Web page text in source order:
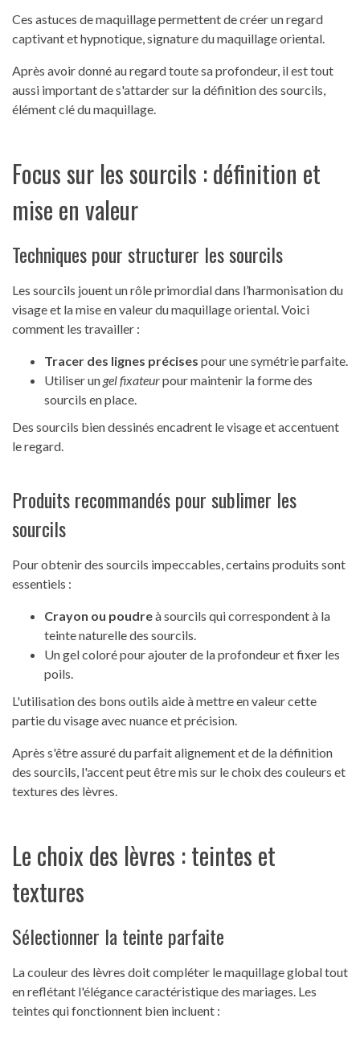
Ces astuces de maquillage permettent de créer un regard
captivant et hypnotique, signature du maquillage oriental.
Après avoir donné au regard toute sa profondeur, il est tout
aussi important de s'attarder sur la définition des sourcils,
élément clé du maquillage.
Focus sur les sourcils : définition et
mise en valeur
Techniques pour structurer les sourcils
Les sourcils jouent un rôle primordial dans l’harmonisation du
visage et la mise en valeur du maquillage oriental. Voici
comment les travailler :
Tracer des lignes précises pour une symétrie parfaite.
Utiliser un gel fixateurpour maintenir la forme des
sourcils en place.
Des sourcils bien dessinés encadrent le visage et accentuent
le regard.
Produits recommandés pour sublimer les
sourcils
Pour obtenir des sourcils impeccables, certains produits sont
essentiels :
Crayon ou poudreà sourcils qui correspondent à la
teinte naturelle des sourcils.
Un gel coloré pour ajouter de la profondeur et fixer les
poils.
L'utilisation des bons outils aide à mettre en valeur cette
partie du visage avec nuance et précision.
Après s'être assuré du parfait alignement et de la définition
des sourcils, l'accent peut être mis sur le choix des couleurs et
textures des lèvres.
Le choix des lèvres : teintes et
textures
Sélectionner la teinte parfaite
La couleur des lèvres doit compléter le maquillage global tout
en reflétant l'élégance caractéristique des mariages. Les
teintes qui fonctionnent bien incluent :